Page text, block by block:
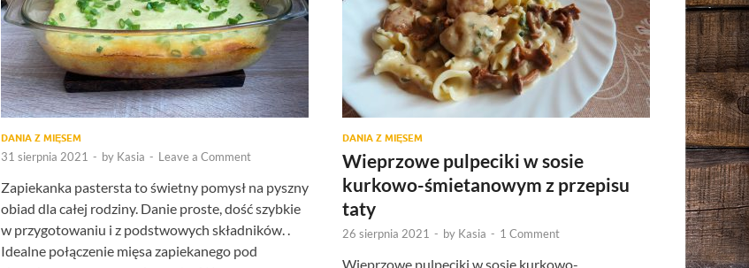
DANIA Z MIĘSEM
31 sierpnia 2021 - by Kasia - Leave a Comment
Zapiekanka pastersta to świetny pomysł na pyszny
obiad dla całej rodziny. Danie proste, dość szybkie
w przygotowaniu i z podstwowych składników. .
Idealne połączenie mięsa zapiekanego pod
DANIA Z MIĘSEM
Wieprzowe pulpeciki w sosie
kurkowo-śmietanowym z przepisu
taty
26 sierpnia 2021 - by Kasia - 1 Comment
Wieprzowe pulpeciki w sosie kurkowo-